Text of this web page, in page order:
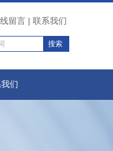
留言 | 联系我们
们